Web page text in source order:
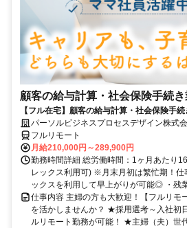
顧客の給与計算・社会保険手続
【フル在宅】顧客の給与計算・社会保険手
パーソルビジネスプロセスデザイン株式
フルリモート
月給210,000円～289,900円
勤務時間詳細 総労働時間：1ヶ月あたり
レックス利用可) ※月末月初は繁忙期！仕
ックスを利用して早上がりが可能◎ ・残
仕事内容 主婦の方も大歓迎！【フルリモ
を活かしませんか？ ★採用選考～入社初
ルリモート勤務が可能！ ★主婦（夫）世